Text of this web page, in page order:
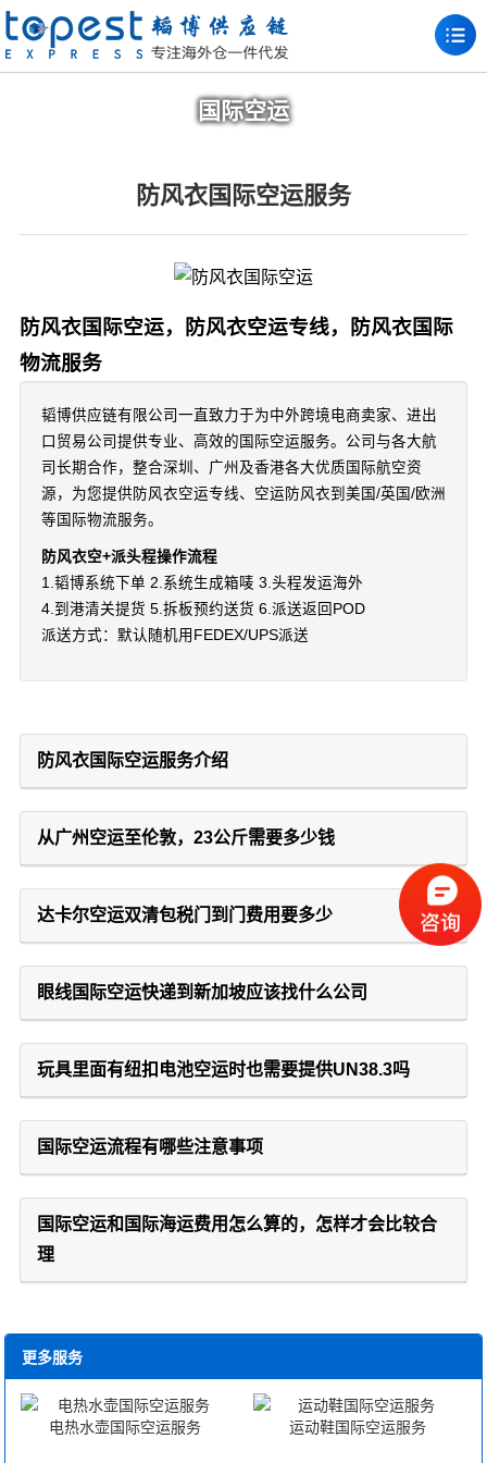
国际空运
防风衣国际空运服务
防风衣国际空运，防风衣空运专线，防风衣国际
物流服务
韬博供应链有限公司一直致力于为中外跨境电商卖家、进出
口贸易公司提供专业、高效的国际空运服务。公司与各大航
司长期合作，整合深圳、广州及香港各大优质国际航空资
源，为您提供防风衣空运专线、空运防风衣到美国/英国/欧洲
等国际物流服务。
防风衣空+派头程操作流程
1.韬博系统下单 2.系统生成箱唛 3.头程发运海外
4.到港清关提货 5.拆板预约送货 6.派送返回POD
派送方式：默认随机用FEDEX/UPS派送
防风衣国际空运服务介绍
从广州空运至伦敦，23公斤需要多少钱
达卡尔空运双清包税门到门费用要多少
眼线国际空运快递到新加坡应该找什么公司
玩具里面有纽扣电池空运时也需要提供UN38.3吗
国际空运流程有哪些注意事项
国际空运和国际海运费用怎么算的，怎样才会比较合
理
更多服务
电热水壶国际空运服务 运动鞋国际空运服务